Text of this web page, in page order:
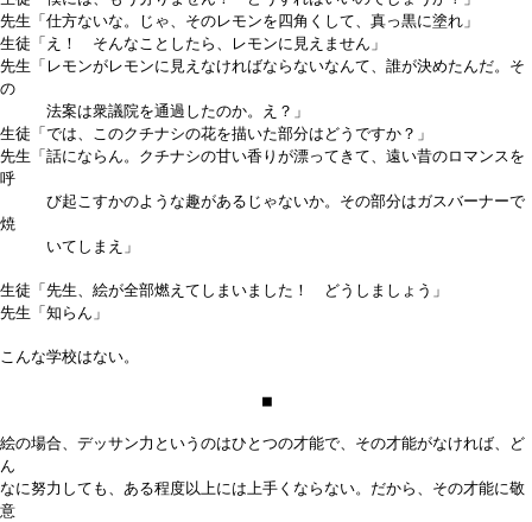
先生「仕方ないな。じゃ、そのレモンを四角くして、真っ黒に塗れ」
生徒「え！ そんなことしたら、レモンに見えません」
先生「レモンがレモンに見えなければならないなんて、誰が決めたんだ。そ
の
法案は衆議院を通過したのか。え？」
生徒「では、このクチナシの花を描いた部分はどうですか？」
先生「話にならん。クチナシの甘い香りが漂ってきて、遠い昔のロマンスを
呼
び起こすかのような趣があるじゃないか。その部分はガスバーナーで
焼
いてしまえ」
生徒「先生、絵が全部燃えてしまいました！ どうしましょう」
先生「知らん」
こんな学校はない。
■
絵の場合、デッサン力というのはひとつの才能で、その才能がなければ、ど
ん
なに努力しても、ある程度以上には上手くならない。だから、その才能に敬
意